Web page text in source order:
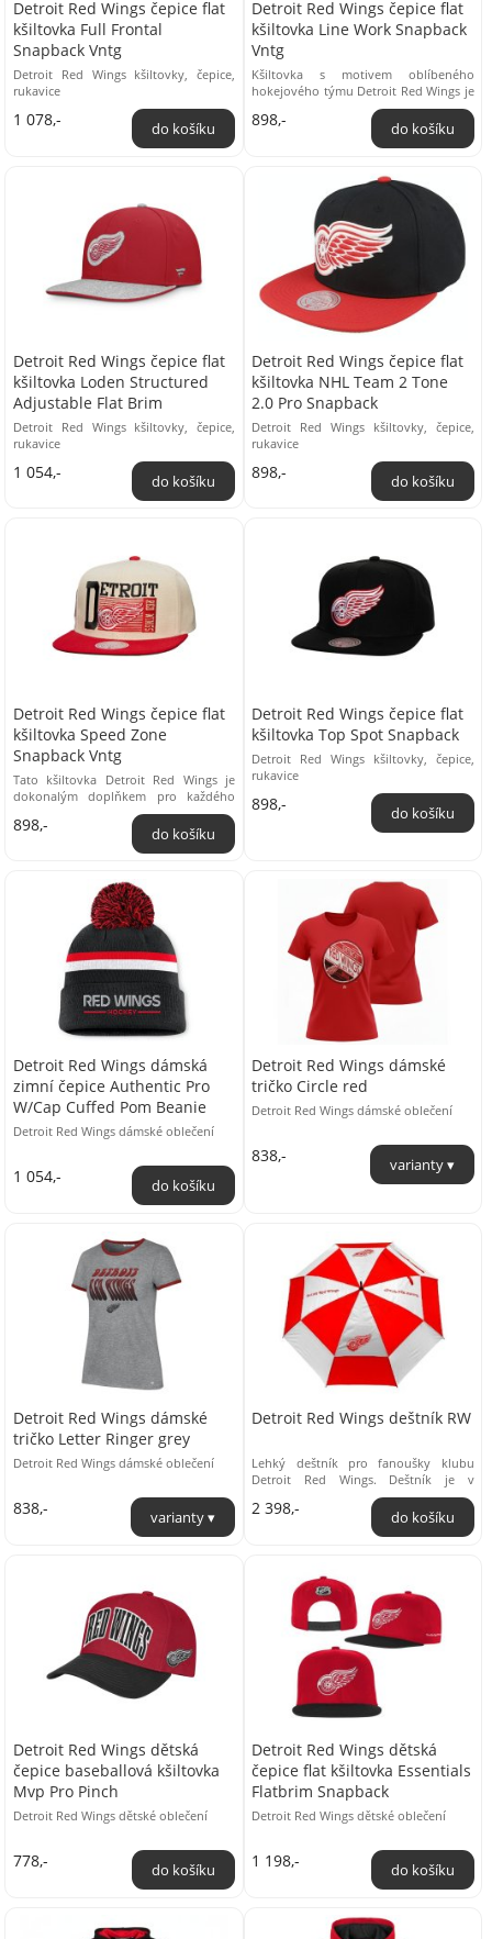
Detroit Red Wings čepice flat
kšiltovka Full Frontal
Snapback Vntg
Detroit Red Wings kšiltovky, čepice,
rukavice
1 078,-
Detroit Red Wings čepice flat
kšiltovka Line Work Snapback
Vntg
Kšiltovka s motivem oblíbeného
hokejového týmu Detroit Red Wings je
ideálním doplňkem pro každého
fanouška. Tato ...
898,-
Detroit Red Wings čepice flat
kšiltovka Loden Structured
Adjustable Flat Brim
Detroit Red Wings kšiltovky, čepice,
rukavice
1 054,-
Detroit Red Wings čepice flat
kšiltovka NHL Team 2 Tone
2.0 Pro Snapback
Detroit Red Wings kšiltovky, čepice,
rukavice
898,-
Detroit Red Wings čepice flat
kšiltovka Speed Zone
Snapback Vntg
Tato kšiltovka Detroit Red Wings je
dokonalým doplňkem pro každého
fanouška tohoto legendárního
hokejového týmu. ...
898,-
Detroit Red Wings čepice flat
kšiltovka Top Spot Snapback
Detroit Red Wings kšiltovky, čepice,
rukavice
898,-
Detroit Red Wings dámská
zimní čepice Authentic Pro
W/Cap Cuffed Pom Beanie
Detroit Red Wings dámské oblečení
1 054,-
Detroit Red Wings dámské
tričko Circle red
Detroit Red Wings dámské oblečení
838,-
Detroit Red Wings dámské
tričko Letter Ringer grey
Detroit Red Wings dámské oblečení
838,-
Detroit Red Wings deštník RW
Lehký deštník pro fanoušky klubu
Detroit Red Wings. Deštník je v
červeno bílé barevné kombinace,
zdobený názvem ...
2 398,-
Detroit Red Wings dětská
čepice baseballová kšiltovka
Mvp Pro Pinch
Detroit Red Wings dětské oblečení
778,-
Detroit Red Wings dětská
čepice flat kšiltovka Essentials
Flatbrim Snapback
Detroit Red Wings dětské oblečení
1 198,-